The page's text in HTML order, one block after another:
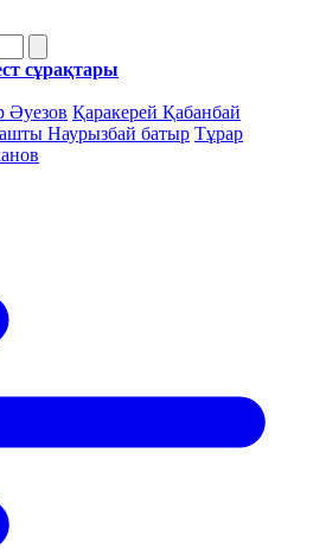
сұрақтары
Әуезов Қаракерей Қабанбай
Наурызбай батыр Тұрар